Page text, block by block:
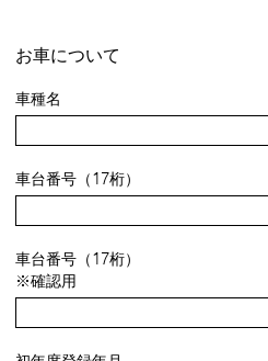
お車について
車種名
車台番号（17桁）
車台番号（17桁）
※確認用